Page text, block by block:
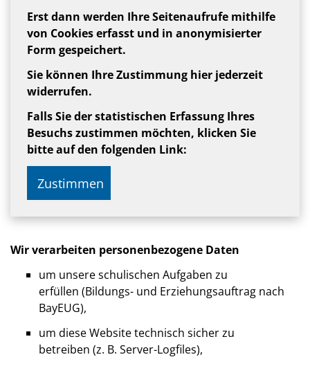
Erst dann werden Ihre Seitenaufrufe mithilfe
von Cookies erfasst und in anonymisierter
Form gespeichert.
Sie können Ihre Zustimmung hier jederzeit
widerrufen.
Falls Sie der statistischen Erfassung Ihres
Besuchs zustimmen möchten, klicken Sie
bitte auf den folgenden Link:
Zustimmen
Wir verarbeiten personenbezogene Daten
um unsere schulischen Aufgaben zu
erfüllen (Bildungs- und Erziehungsauftrag nach
BayEUG),
um diese Website technisch sicher zu
betreiben (z. B. Server-Logfiles),